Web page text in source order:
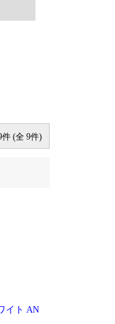
件 (全 9件)
イト AN